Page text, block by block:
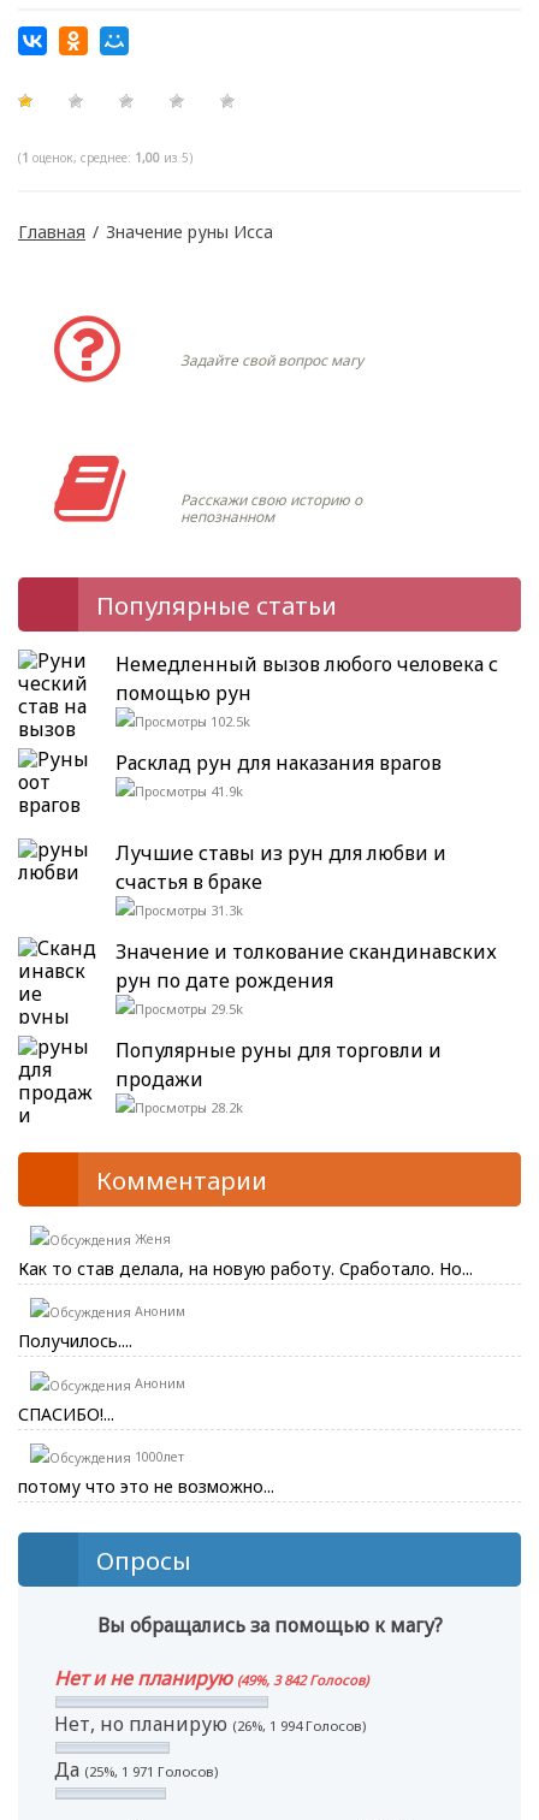
(1 оценок, среднее: 1,00 из 5)
Главная / Значение руны Исса
Задайте свой вопрос магу
Расскажи свою историю о
непознанном
Популярные статьи
Немедленный вызов любого человека с
помощью рун
102.5k
Расклад рун для наказания врагов
41.9k
Лучшие ставы из рун для любви и
счастья в браке
31.3k
Значение и толкование скандинавских
рун по дате рождения
29.5k
Популярные руны для торговли и
продажи
28.2k
Комментарии
Женя
Как то став делала, на новую работу. Сработало. Но...
Аноним
Получилось....
Аноним
СПАСИБО!...
1000лет
потому что это не возможно...
Опросы
Вы обращались за помощью к магу?
Нет и не планирую (49%, 3 842 Голосов)
Нет, но планирую (26%, 1 994 Голосов)
Да (25%, 1 971 Голосов)